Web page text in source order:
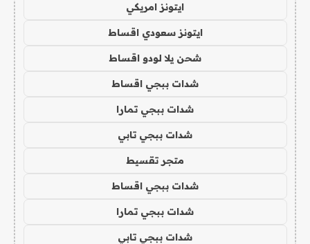
ايتونز امريكي
ايتونز سعودي اقساط
شحن يلا لودو اقساط
شدات ببجي اقساط
شدات ببجي تمارا
شدات ببجي تابي
متجر تقسيط
شدات ببجي اقساط
شدات ببجي تمارا
شدات ببجي تابي